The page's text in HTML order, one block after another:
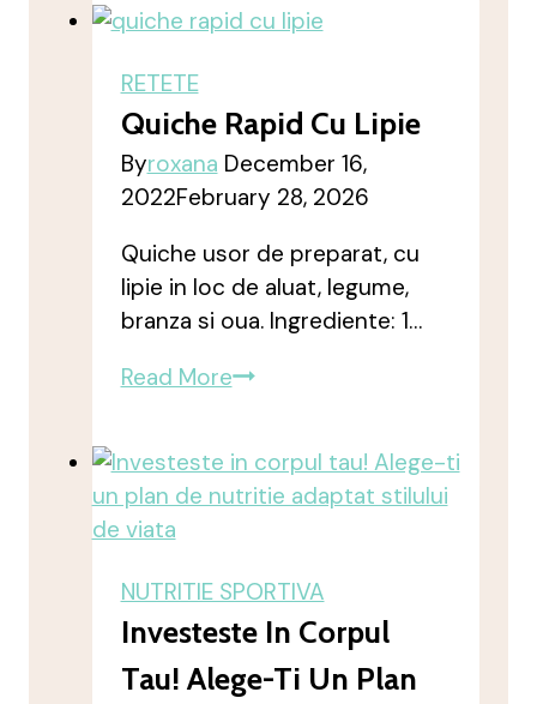
si
acasa
RETETE
Quiche Rapid Cu Lipie
Byroxana December 16,
2022February 28, 2026
Quiche usor de preparat, cu
lipie in loc de aluat, legume,
branza si oua. Ingrediente: 1…
Read Morequiche
lipie
NUTRITIE SPORTIVA
Investeste In Corpul
Tau! Alege-Ti Un Plan